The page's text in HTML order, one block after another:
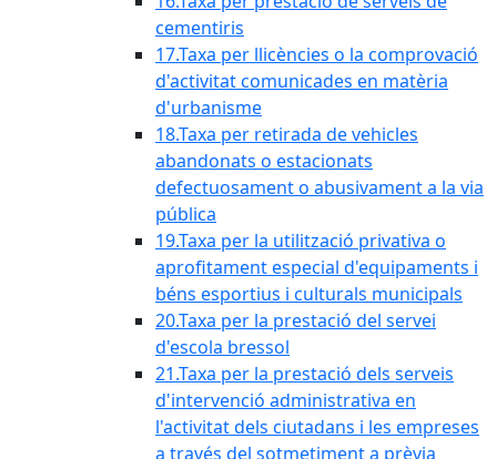
cementiris
17.Taxa per llicències o la comprovació
d'activitat comunicades en matèria
d'urbanisme
18.Taxa per retirada de vehicles
abandonats o estacionats
defectuosament o abusivament a la via
pública
19.Taxa per la utilització privativa o
aprofitament especial d'equipaments i
béns esportius i culturals municipals
20.Taxa per la prestació del servei
d'escola bressol
21.Taxa per la prestació dels serveis
d'intervenció administrativa en
l'activitat dels ciutadans i les empreses
a través del sotmetiment a prèvia